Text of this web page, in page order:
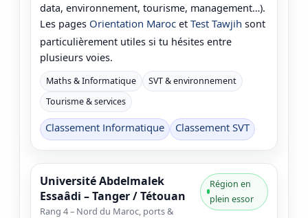
data, environnement, tourisme, management…).
Les pages Orientation Maroc et Test Tawjih sont
particulièrement utiles si tu hésites entre
plusieurs voies.
Maths & Informatique
SVT & environnement
Tourisme & services
Classement Informatique Classement SVT
Université Abdelmalek
Essaâdi – Tanger / Tétouan
Rang 4 – Nord du Maroc, ports &
Région en
plein essor